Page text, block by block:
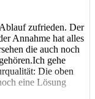
zufrieden. Der
Annahme hat alles
die auch noch
gehe
Die oben
eine Lösung